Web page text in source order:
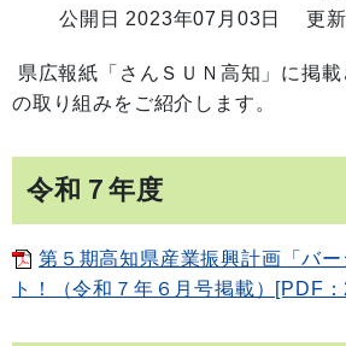
公開日 2023年07月03日
更
県広報紙「さんＳＵＮ高知」に掲
の取り組みをご紹介します。
令和７年度
第５期高知県産業振興計画「バ
ト！（令和７年６月号掲載）[PDF